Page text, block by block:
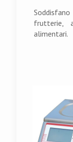
frutterie,
alimentari.